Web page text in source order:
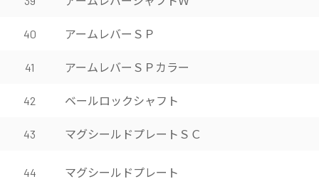
40 アームレバーＳＰ
41 アームレバーＳＰカラー
42 ベールロックシャフト
43 マグシールドプレートＳＣ
44 マグシールドプレート